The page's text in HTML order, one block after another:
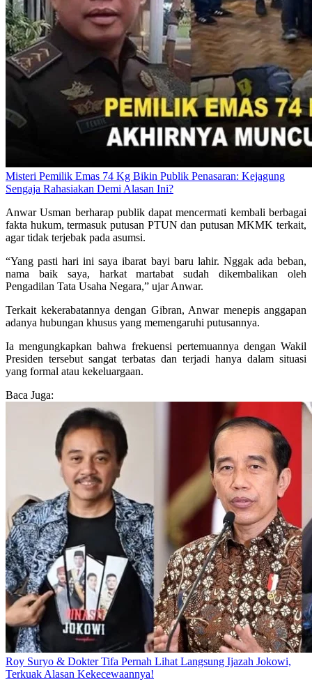
Misteri Pemilik Emas 74 Kg Bikin Publik Penasaran: Kejagung
Sengaja Rahasiakan Demi Alasan Ini?
Anwar Usman berharap publik dapat mencermati kembali berbagai
fakta hukum, termasuk putusan PTUN dan putusan MKMK terkait,
agar tidak terjebak pada asumsi.
“Yang pasti hari ini saya ibarat bayi baru lahir. Nggak ada beban,
nama baik saya, harkat martabat sudah dikembalikan oleh
Pengadilan Tata Usaha Negara,” ujar Anwar.
Terkait kekerabatannya dengan Gibran, Anwar menepis anggapan
adanya hubungan khusus yang memengaruhi putusannya.
Ia mengungkapkan bahwa frekuensi pertemuannya dengan Wakil
Presiden tersebut sangat terbatas dan terjadi hanya dalam situasi
yang formal atau kekeluargaan.
Baca Juga:
Roy Suryo & Dokter Tifa Pernah Lihat Langsung Ijazah Jokowi,
Terkuak Alasan Kekecewaannya!